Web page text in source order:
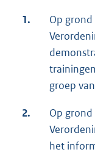
1.
Op
groep
2.
Op
het